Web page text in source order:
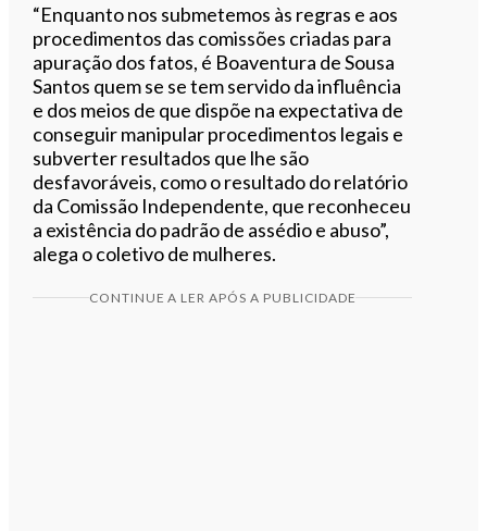
“Enquanto nos submetemos às regras e aos
procedimentos das comissões criadas para
apuração dos fatos, é Boaventura de Sousa
Santos quem se se tem servido da influência
e dos meios de que dispõe na expectativa de
conseguir manipular procedimentos legais e
subverter resultados que lhe são
desfavoráveis, como o resultado do relatório
da Comissão Independente, que reconheceu
a existência do padrão de assédio e abuso”,
alega o coletivo de mulheres.
CONTINUE A LER APÓS A PUBLICIDADE